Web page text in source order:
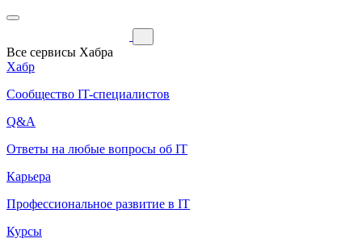
Все сервисы Хабра
Хабр
Сообщество IT-специалистов
Q&A
Ответы на любые вопросы об IT
Карьера
Профессиональное развитие в IT
Курсы